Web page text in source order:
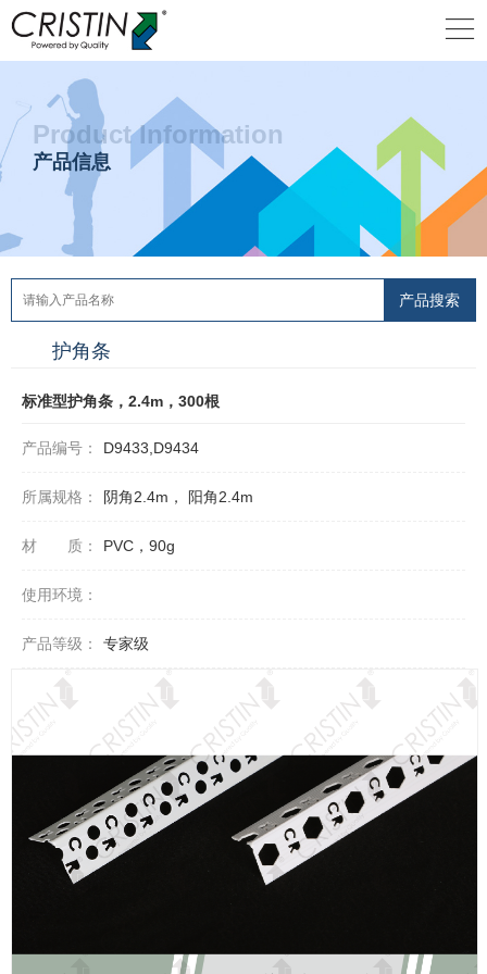
Product Information
产品信息
护角条
标准型护角条，2.4m，300根
产品编号： D9433,D9434
所属规格： 阴角2.4m， 阳角2.4m
材 质： PVC，90g
使用环境：
产品等级： 专家级